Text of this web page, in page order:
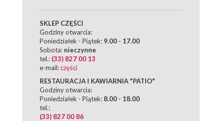
SKLEP CZĘŚCI
Godziny otwarcia:
Poniedziałek - Piątek: 9.00 - 17.00
Sobota: nieczynne
tel.: (33) 827 00 13
e-mail:części
RESTAURACJA I KAWIARNIA "PATIO"
Godziny otwarcia:
Poniedziałek - Piątek: 8.00 - 18.00
tel.:
(33) 827 00 86